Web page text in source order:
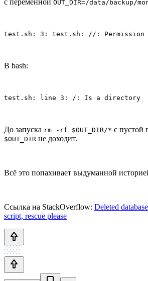
OUT_DIR=/data/backup/
test.sh: 3: test.sh: //: Permission
В bash:
test.sh: line 3: /: Is a directory
До запуска rm -rf $OUT_DIR/* с пустой
$OUT_DIR не доходит.
Всё это попахивает выдуманной
Ссылка на StackOverflow: Deleted
script, rescue please